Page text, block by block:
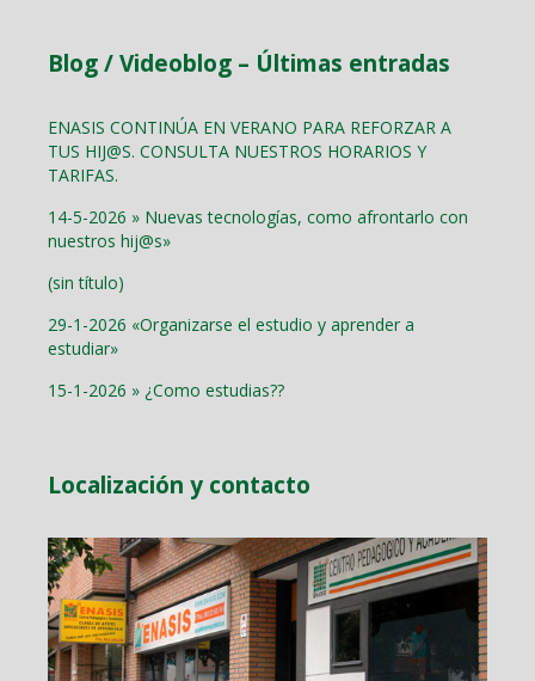
Blog / Videoblog – Últimas entradas
ENASIS CONTINÚA EN VERANO PARA REFORZAR A
TUS HIJ@S. CONSULTA NUESTROS HORARIOS Y
TARIFAS.
14-5-2026 » Nuevas tecnologías, como afrontarlo con
nuestros hij@s»
(sin título)
29-1-2026 «Organizarse el estudio y aprender a
estudiar»
15-1-2026 » ¿Como estudias??
Localización y contacto